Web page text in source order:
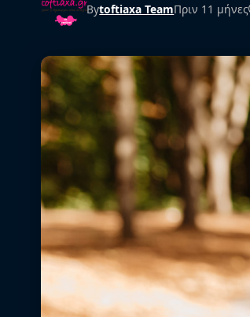
Bytoftiaxa TeamΠριν 11 μήνες